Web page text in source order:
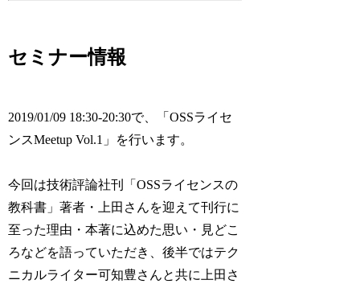
セミナー情報
2019/01/09 18:30-20:30で、「OSSライセ
ンスMeetup Vol.1」を行います。
今回は技術評論社刊「OSSライセンスの
教科書」著者・上田さんを迎えて刊行に
至った理由・本著に込めた思い・見どこ
ろなどを語っていただき、後半ではテク
ニカルライター可知豊さんと共に上田さ